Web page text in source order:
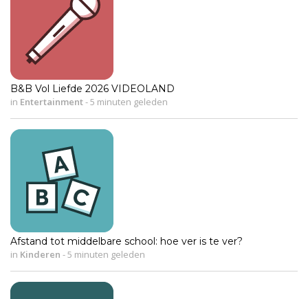
B&B Vol Liefde 2026 VIDEOLAND
in Entertainment-5 minuten geleden
Afstand tot middelbare school: hoe ver is te ver?
in Kinderen -5 minuten geleden